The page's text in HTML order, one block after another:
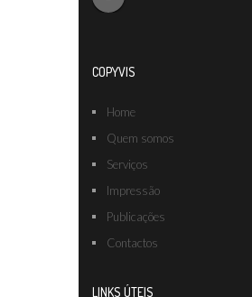
COPYVIS
Home
Quem somos
Serviços
Impressão
Publicações
Contactos
LINKS ÚTEIS